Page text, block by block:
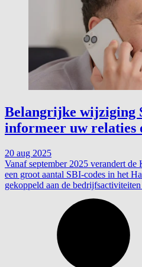
Belangrijke wijziging
informeer uw relaties
20 aug 2025
Vanaf september 2025 verandert
een groot aantal SBI-codes in het
gekoppeld aan de